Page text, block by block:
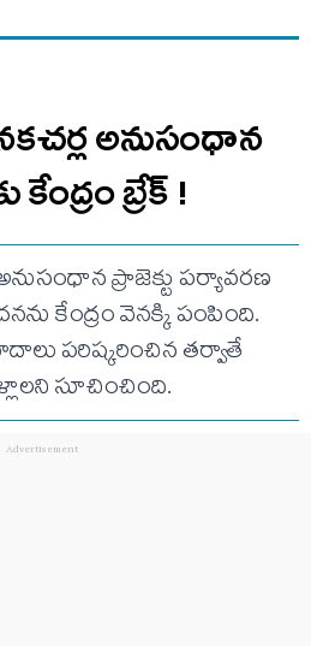
అనుసంధాన
కేంద్రం బ్రేక్ !
ప్రాజెక్టు పర్యావరణ
కేంద్రం వెనక్కి పంపింది.
పరిష్కరించిన తర్వాతే
సూచించింది.